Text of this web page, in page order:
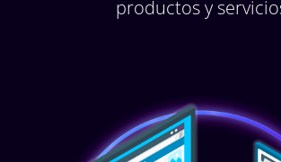
productos y